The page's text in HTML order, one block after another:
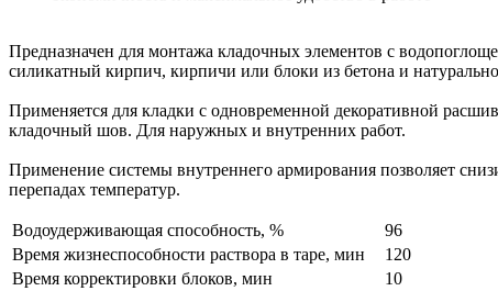
Предназначен для монтажа кладочных элементов с
силикатный кирпич, кирпичи или блоки из бетона и
Применяется для кладки с одновременной декоративной
кладочный шов. Для наружных и внутренних работ.
Применение системы внутреннего армирования позволяет
перепадах температур.
Водоудерживающая способность, %
96
Время жизнеспособности раствора в таре, мин
120
Время корректировки блоков, мин
10